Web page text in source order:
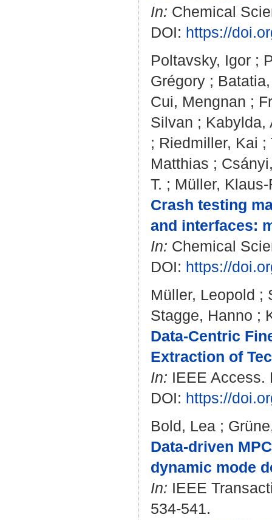
In: Chemical
DOI: https://
Poltavsky, Igor ;
Grégory ;
Cui, Mengnan ;
Silvan ; Kabylda,
; Riedmiller, Kai ;
Matthias ;
T. ; Müller,
Crash testing
and interfaces:
In: Chemical
DOI: https://
Müller, Leopold ;
Stagge, Hanno ;
Data-Centric
Extraction of
In: IEEE Access.
DOI: https://
Bold, Lea ;
Data-driven
dynamic mode
In: IEEE
534-541.